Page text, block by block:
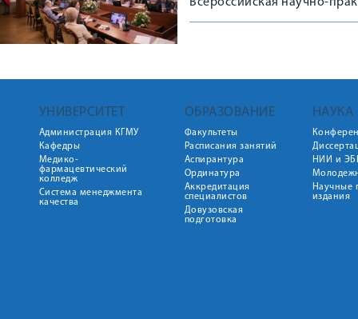
УНИВЕРСИТЕТ
Администрация КГМУ
Кафедры
Медико-
фармацевтический
колледж
Система менеджмента
качества
ОБРАЗОВАНИЕ
Факультеты
Расписания занятий
Аспирантура
Ординатура
Аккредитация
специалистов
Довузовская
подготовка
НАУКА
НИИ и
Научные
издания